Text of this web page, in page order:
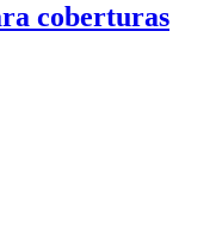
coberturas